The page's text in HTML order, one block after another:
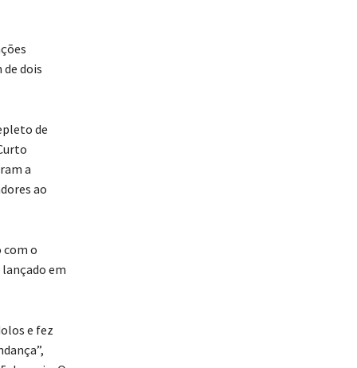
dois
de
a
ao
com o
lançado em
e fez